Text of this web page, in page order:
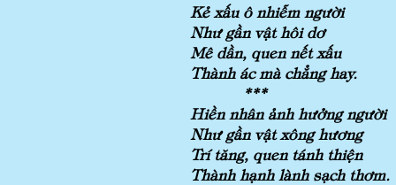
Kẻ xấu ô nhiễm người
Như gần vật hôi dơ
Mê dần, quen nết xấu
Thành ác mà chẳng hay.
***
Hiền nhân ảnh hưởng người
Như gần vật xông hương
Trí tăng, quen tánh thiện
Thành hạnh lành sạch thơm.